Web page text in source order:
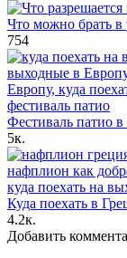
Что можно брать в
754
Фестиваль патио
5к.
Куда поехать в
4.2к.
Добавить